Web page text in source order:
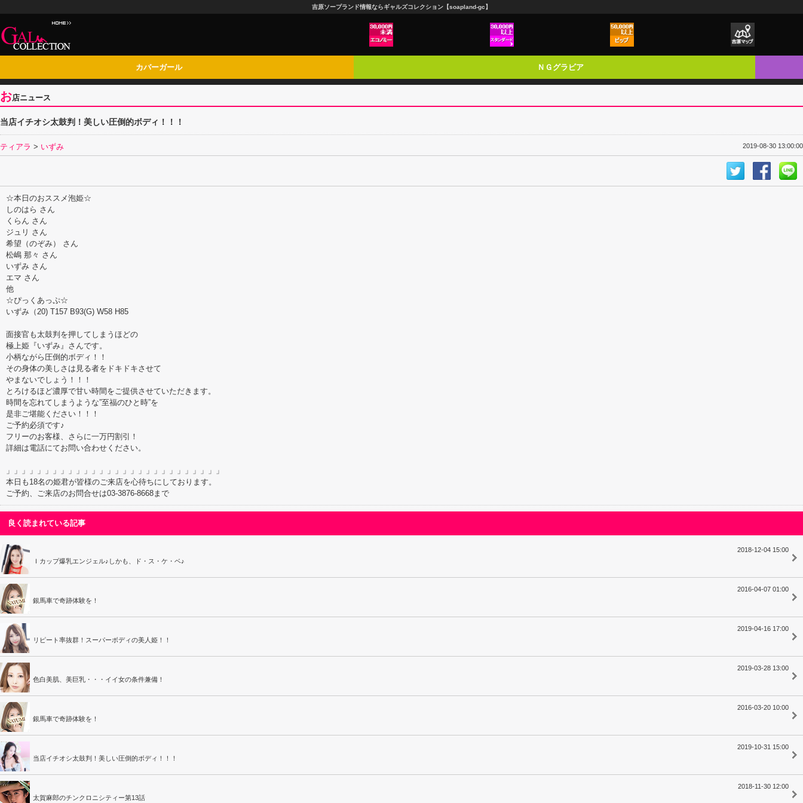
吉原ソープランド情報ならギャルズコレクション【soapland-gc】
カバーガール ＮＧグラビア
お店ニュース
当店イチオシ太鼓判！美しい圧倒的ボディ！！！
ティアラ > いずみ 2019-08-30 13:00:00
☆本日のおススメ泡姫☆
しのはら さん
くらん さん
ジュリ さん
希望（のぞみ） さん
松嶋 那々 さん
いずみ さん
エマ さん
他
☆ぴっくあっぷ☆
いずみ（20) T157 B93(G) W58 H85
面接官も太鼓判を押してしまうほどの
極上姫『いずみ』さんです。
小柄ながら圧倒的ボディ！！
その身体の美しさは見る者をドキドキさせて
やまないでしょう！！！
とろけるほど濃厚で甘い時間をご提供させていただきます。
時間を忘れてしまうような”至福のひと時”を
是非ご堪能ください！！！
ご予約必須です♪
フリーのお客様、さらに一万円割引！
詳細は電話にてお問い合わせください。
」」」」」」」」」」」」」」」」」」」」」」」」」」」」
本日も18名の姫君が皆様のご来店を心待ちにしております。
ご予約、ご来店のお問合せは03-3876-8668まで
良く読まれている記事
2018-12-04 15:00
Ｉカップ爆乳エンジェル♪しかも、ド・ス・ケ・ベ♪
2016-04-07 01:00
銀馬車で奇跡体験を！
2019-04-16 17:00
リピート率抜群！スーパーボディの美人姫！！
2019-03-28 13:00
色白美肌、美巨乳・・・イイ女の条件兼備！
2016-03-20 10:00
銀馬車で奇跡体験を！
2019-10-31 15:00
当店イチオシ太鼓判！美しい圧倒的ボディ！！！
2018-11-30 12:00
太賀麻郎のチンクロニシティー第13話